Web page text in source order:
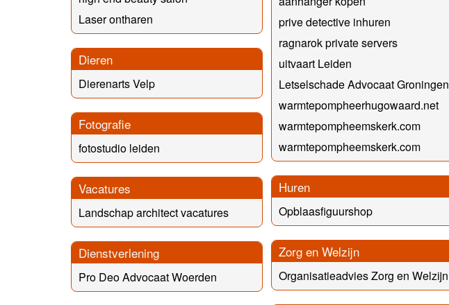
Laser ontharen
Dieren
Dierenarts Velp
Fotografie
fotostudio leiden
Vacatures
Landschap architect vacatures
Dienstverlening
Pro Deo Advocaat Woerden
prive detective inhuren
ragnarok private servers
uitvaart Leiden
Letselschade Advocaat Groningen
warmtepompheerhugowaard.net
warmtepompheemskerk.com
warmtepompheemskerk.com
Huren
Opblaasfiguurshop
Zorg en Welzijn
Organisatieadvies Zorg en Welzijn